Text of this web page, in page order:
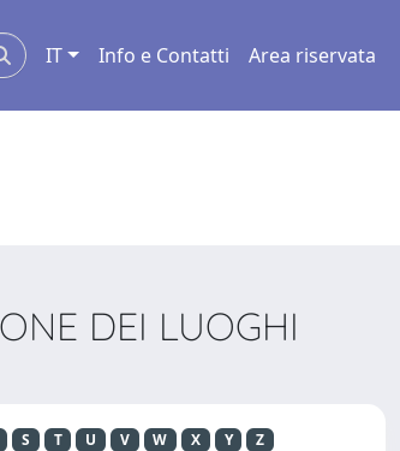
IT Info e Contatti Area riservata
DEI LUOGHI
S T U V W X Y Z